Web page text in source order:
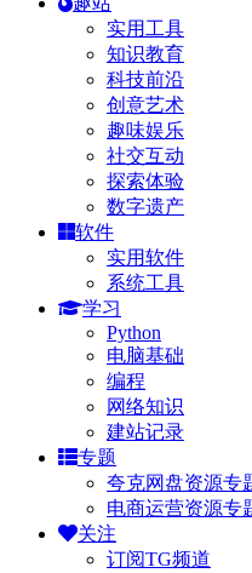
实用工具
知识教育
科技前沿
创意艺术
趣味娱乐
社交互动
探索体验
数字遗产
软件
实用软件
系统工具
学习
Python
电脑基础
编程
网络知识
建站记录
专题
夸克网盘资源专
电商运营资源专
关注
订阅TG频道